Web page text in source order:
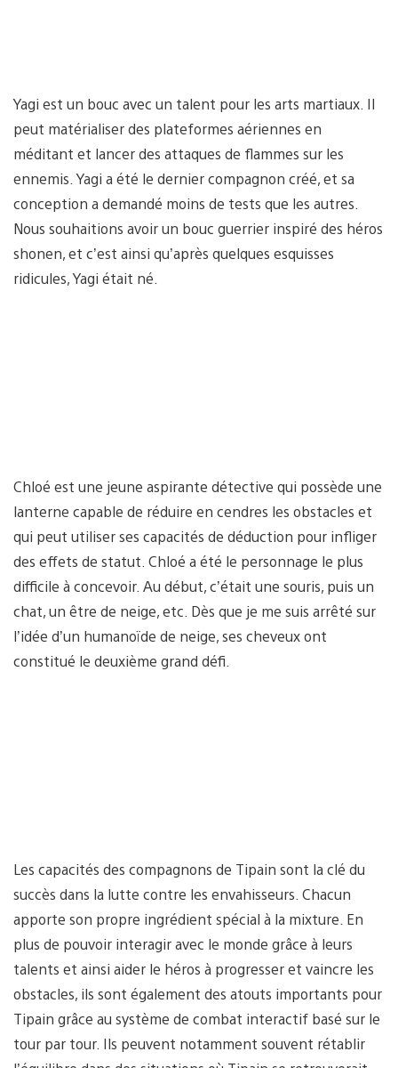
Yagi est un bouc avec un talent pour les arts martiaux. Il
peut matérialiser des plateformes aériennes en
méditant et lancer des attaques de flammes sur les
ennemis. Yagi a été le dernier compagnon créé, et sa
conception a demandé moins de tests que les autres.
Nous souhaitions avoir un bouc guerrier inspiré des héros
shonen, et c’est ainsi qu’après quelques esquisses
ridicules, Yagi était né.
Chloé est une jeune aspirante détective qui possède une
lanterne capable de réduire en cendres les obstacles et
qui peut utiliser ses capacités de déduction pour infliger
des effets de statut. Chloé a été le personnage le plus
difficile à concevoir. Au début, c’était une souris, puis un
chat, un être de neige, etc. Dès que je me suis arrêté sur
l’idée d’un humanoïde de neige, ses cheveux ont
constitué le deuxième grand défi.
Les capacités des compagnons de Tipain sont la clé du
succès dans la lutte contre les envahisseurs. Chacun
apporte son propre ingrédient spécial à la mixture. En
plus de pouvoir interagir avec le monde grâce à leurs
talents et ainsi aider le héros à progresser et vaincre les
obstacles, ils sont également des atouts importants pour
Tipain grâce au système de combat interactif basé sur le
tour par tour. Ils peuvent notamment souvent rétablir